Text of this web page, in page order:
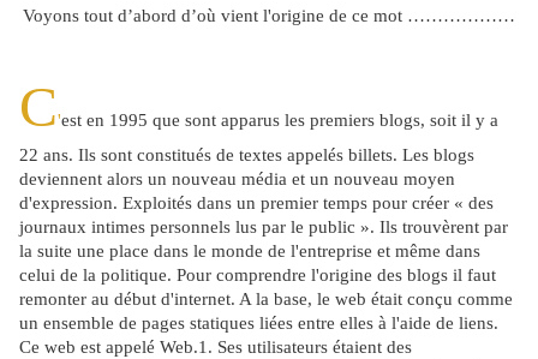
Voyons tout d’abord d’où vient l'origine de ce mot ………………
C'est en 1995 que sont apparus les premiers blogs, soit il y a
22 ans. Ils sont constitués de textes appelés billets. Les blogs
deviennent alors un nouveau média et un nouveau moyen
d'expression. Exploités dans un premier temps pour créer « des
journaux intimes personnels lus par le public ». Ils trouvèrent par
la suite une place dans le monde de l'entreprise et même dans
celui de la politique. Pour comprendre l'origine des blogs il faut
remonter au début d'internet. A la base, le web était conçu comme
un ensemble de pages statiques liées entre elles à l'aide de liens.
Ce web est appelé Web.1. Ses utilisateurs étaient des